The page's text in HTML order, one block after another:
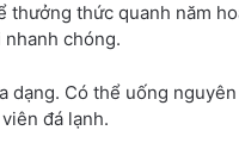
thức quanh năm
chóng.
dạng. Có thể uống
đá lạnh.